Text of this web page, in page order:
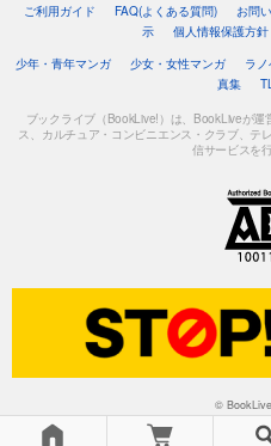
ご利用ガイド FAQ(よくある質問) お問
示
個人情報保護方針
少年・青年マンガ
少女・女性マンガ ラ
真集
ブックライブ（BookLive!）は、BookLiveが
ス、カルチュア・コンビニエンス・クラブ、テ
信サービスを
©